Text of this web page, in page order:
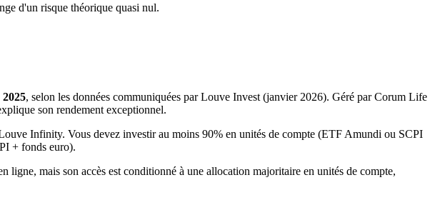
d'un risque théorique quasi nul.
2025, selon les données communiquées par Louve Invest (janvier 2026). Géré par Corum Life
son rendement exceptionnel.
Infinity. Vous devez investir au moins 90% en unités de compte (ETF Amundi ou SCPI
+ fonds euro).
mais son accès est conditionné à une allocation majoritaire en unités de compte,